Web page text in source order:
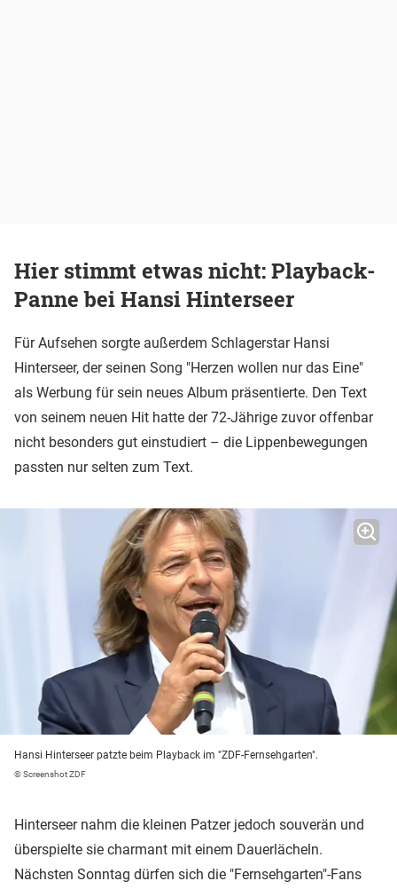
Hier stimmt etwas nicht: Playback-
Panne bei Hansi Hinterseer
Für Aufsehen sorgte außerdem Schlagerstar Hansi
Hinterseer, der seinen Song "Herzen wollen nur das Eine"
als Werbung für sein neues Album präsentierte. Den Text
von seinem neuen Hit hatte der 72-Jährige zuvor offenbar
nicht besonders gut einstudiert – die Lippenbewegungen
passten nur selten zum Text.
Hansi Hinterseer patzte beim Playback im "ZDF-Fernsehgarten".
© Screenshot ZDF
Hinterseer nahm die kleinen Patzer jedoch souverän und
überspielte sie charmant mit einem Dauerlächeln.
Nächsten Sonntag dürfen sich die "Fernsehgarten"-Fans